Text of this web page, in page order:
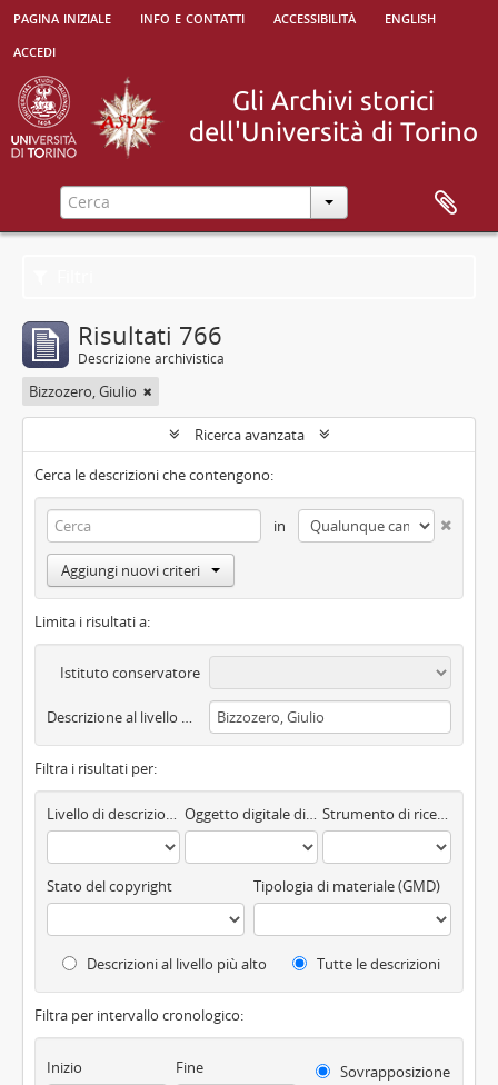
pagina iniziale info e contatti accessibilità
english
accedi
Risultati 766
Descrizione archivistica
Bizzozero, Giulio
Ricerca avanzata
Cerca le descrizioni che contengono:
in
Aggiungi nuovi criteri
Limita i risultati a:
Istituto conservatore
Descrizione al livello più alto
Filtra i risultati per:
Livello di descrizione Oggetto digitale disponibile Strumento di ricerca
Stato del copyright Tipologia di materiale (GMD)
Descrizioni al livello più alto Tutte le descrizioni
Filtra per intervallo cronologico:
Inizio Fine
Sovrapposizione